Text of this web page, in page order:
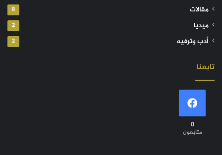
مقالات 8
ميديا 2
أدب وترفيه 2
تابعنا
0
متابعون